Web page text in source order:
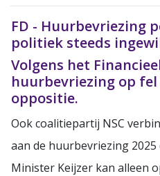
FD - Huurbevriezing
politiek steeds
Volgens het
huurbevriezing op
oppositie.
Ook coalitiepartij NSC
aan de huurbevriezing
Minister Keijzer kan alleen